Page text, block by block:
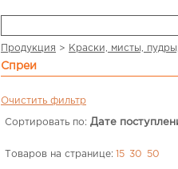
Продукция > Краски, мисты,
спреи
Очистить фильтр
Сортировать по: Дате
Товаров на странице: 15 30 50